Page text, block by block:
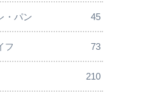
・パン 45
フ 73
210